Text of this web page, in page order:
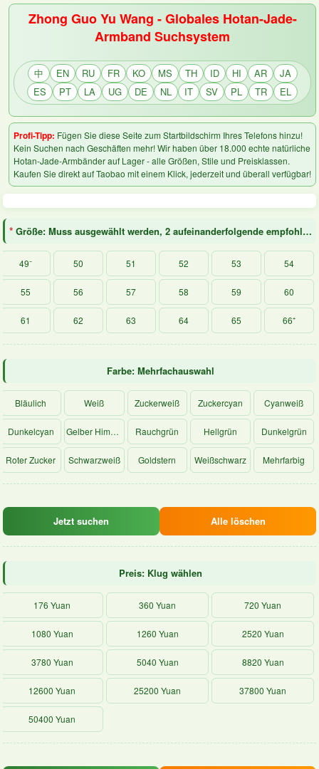
Zhong Guo Yu Wang - Globales Hotan-Jade-
Armband Suchsystem
中 EN RU FR KO MS TH ID HI AR
JA
ES
PT LA UG DE NL IT SV PL TR EL
Profi-Tipp: Fügen Sie diese Seite zum Startbildschirm Ihres Telefons hinzu!
Kein Suchen nach Geschäften mehr! Wir haben über 18.000 echte natürliche
Hotan-Jade-Armbänder auf Lager - alle Größen, Stile und Preisklassen.
Kaufen Sie direkt auf Taobao mit einem Klick, jederzeit und überall verfügbar!
* Größe: Muss ausgewählt werden, 2 aufeinanderfolgende empfohlen
49⁻ 50 51 52 53 54
55 56 57 58 59 60
61 62 63 64 65 66⁺
Farbe: Mehrfachauswahl
Bläulich Weiß Zuckerweiß Zuckercyan Cyanweiß
Dunkelcyan Gelber Himmel Rauchgrün Hellgrün Dunkelgrün
Roter Zucker Schwarzweiß Goldstern Weißschwarz Mehrfarbig
Jetzt suchen Alle löschen
Preis: Klug wählen
176 Yuan 360 Yuan 720 Yuan
1080 Yuan 1260 Yuan 2520 Yuan
3780 Yuan 5040 Yuan 8820 Yuan
12600 Yuan 25200 Yuan 37800 Yuan
50400 Yuan